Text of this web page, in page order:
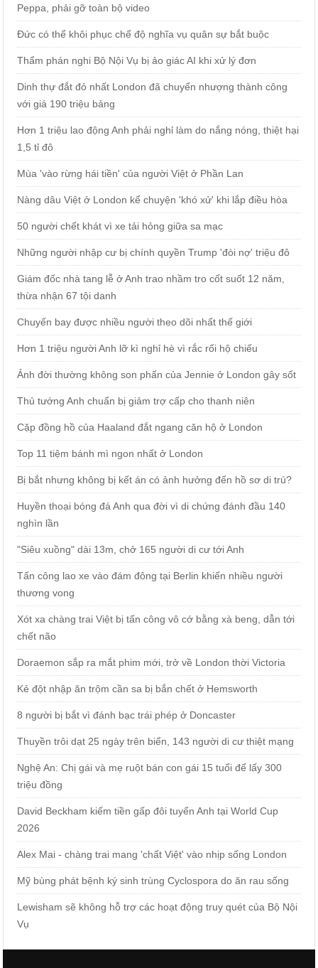
Peppa, phải gỡ toàn bộ video
Đức có thể khôi phục chế độ nghĩa vụ quân sự bắt buộc
Thẩm phán nghi Bộ Nội Vụ bị ảo giác AI khi xử lý đơn
Dinh thự đắt đỏ nhất London đã chuyển nhượng thành công
với giá 190 triệu bảng
Hơn 1 triệu lao động Anh phải nghỉ làm do nắng nóng, thiệt hại
1,5 tỉ đô
Mùa 'vào rừng hái tiền' của người Việt ở Phần Lan
Nàng dâu Việt ở London kể chuyện 'khó xử' khi lắp điều hòa
50 người chết khát vì xe tải hỏng giữa sa mạc
Những người nhập cư bị chính quyền Trump 'đòi nợ' triệu đô
Giám đốc nhà tang lễ ở Anh trao nhầm tro cốt suốt 12 năm,
thừa nhận 67 tội danh
Chuyến bay được nhiều người theo dõi nhất thế giới
Hơn 1 triệu người Anh lỡ kì nghỉ hè vì rắc rối hộ chiếu
Ảnh đời thường không son phấn của Jennie ở London gây sốt
Thủ tướng Anh chuẩn bị giảm trợ cấp cho thanh niên
Cặp đồng hồ của Haaland đắt ngang căn hộ ở London
Top 11 tiệm bánh mì ngon nhất ở London
Bị bắt nhưng không bị kết án có ảnh hưởng đến hồ sơ di trú?
Huyền thoại bóng đá Anh qua đời vì di chứng đánh đầu 140
nghìn lần
"Siêu xuồng" dài 13m, chở 165 người di cư tới Anh
Tấn công lao xe vào đám đông tại Berlin khiến nhiều người
thương vong
Xót xa chàng trai Việt bị tấn công vô cớ bằng xà beng, dẫn tới
chết não
Doraemon sắp ra mắt phim mới, trở về London thời Victoria
Kẻ đột nhập ăn trộm cần sa bị bắn chết ở Hemsworth
8 người bị bắt vì đánh bạc trái phép ở Doncaster
Thuyền trôi dạt 25 ngày trên biển, 143 người di cư thiệt mạng
Nghệ An: Chị gái và mẹ ruột bán con gái 15 tuổi để lấy 300
triệu đồng
David Beckham kiếm tiền gấp đôi tuyển Anh tại World Cup
2026
Alex Mai - chàng trai mang 'chất Việt' vào nhịp sống London
Mỹ bùng phát bệnh ký sinh trùng Cyclospora do ăn rau sống
Lewisham sẽ không hỗ trợ các hoạt động truy quét của Bộ Nội
Vụ